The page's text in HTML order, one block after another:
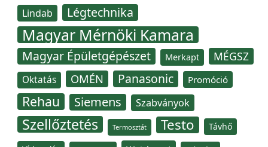
Lindab Légtechnika
Magyar Mérnöki Kamara
Magyar Épületgépészet Merkapt MÉGSZ
Oktatás OMÉN Panasonic Promóció
Rehau Siemens Szabványok
Szellőztetés Termosztát Testo Távhő